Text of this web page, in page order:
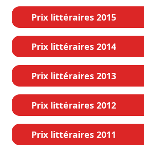
Prix littéraires 2015
Prix littéraires 2014
Prix littéraires 2013
Prix littéraires 2012
Prix littéraires 2011